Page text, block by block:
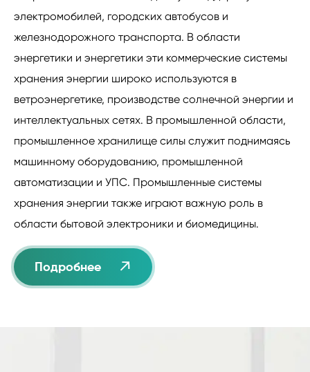
электромобилей, городских автобусов и
железнодорожного транспорта. В области
энергетики и энергетики эти коммерческие системы
хранения энергии широко используются в
ветроэнергетике, производстве солнечной энергии и
интеллектуальных сетях. В промышленной области,
промышленное хранилище силы служит поднимаясь
машинному оборудованию, промышленной
автоматизации и УПС. Промышленные системы
хранения энергии также играют важную роль в
области бытовой электроники и биомедицины.
Подробнее 